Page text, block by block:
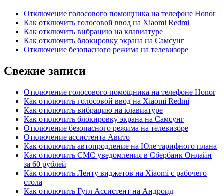
Отключение голосового помощника на телефоне Honor
Как отключить голосовой ввод на Xiaomi Redmi
Как отключить вибрацию на клавиатуре
Как отключить блокировку экрана на Самсунг
Отключение безопасного режима на телевизоре
Свежие записи
Отключение голосового помощника на телефоне Honor
Как отключить голосовой ввод на Xiaomi Redmi
Как отключить вибрацию на клавиатуре
Как отключить блокировку экрана на Самсунг
Отключение безопасного режима на телевизоре
Отключение ассистента Авито
Как отключить автопродление на Юле тарифного плана
Как отключить СМС уведомления в Сбербанк Онлайн
за 60 рублей
Как отключить Ленту виджетов на Xiaomi с рабочего
стола
Как отключить Гугл Ассистент на Андроид